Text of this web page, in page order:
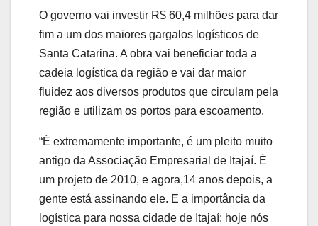
O governo vai investir R$ 60,4 milhões para dar
fim a um dos maiores gargalos logísticos de
Santa Catarina. A obra vai beneficiar toda a
cadeia logística da região e vai dar maior
fluidez aos diversos produtos que circulam pela
região e utilizam os portos para escoamento.
“É extremamente importante, é um pleito muito
antigo da Associação Empresarial de Itajaí. É
um projeto de 2010, e agora,14 anos depois, a
gente está assinando ele. E a importância da
logística para nossa cidade de Itajaí: hoje nós